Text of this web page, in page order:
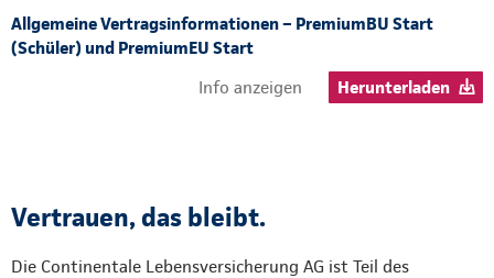
Allgemeine Vertragsinformationen – PremiumBU Start
(Schüler) und PremiumEU Start
Info anzeigen
Herunterladen
Vertrauen, das bleibt.
Die Continentale Lebensversicherung AG ist Teil des